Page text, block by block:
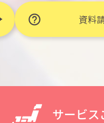
資料
サービス